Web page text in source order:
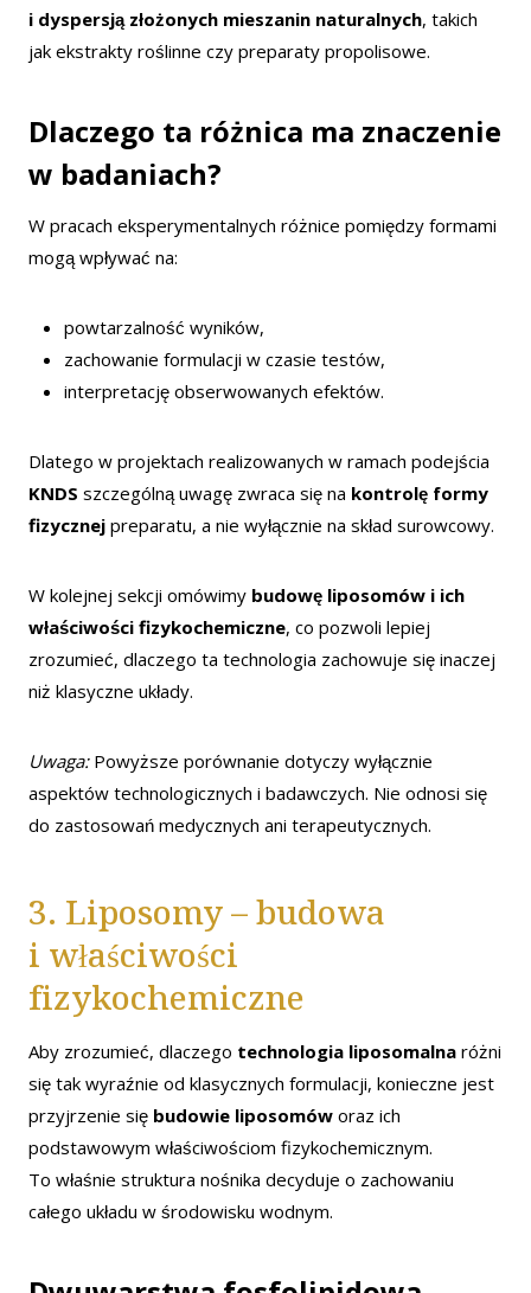
i dyspersją złożonych mieszanin naturalnych, takich
jak ekstrakty roślinne czy preparaty propolisowe.
Dlaczego ta różnica ma znaczenie
w badaniach?
W pracach eksperymentalnych różnice pomiędzy formami
mogą wpływać na:
powtarzalność wyników,
zachowanie formulacji w czasie testów,
interpretację obserwowanych efektów.
Dlatego w projektach realizowanych w ramach podejścia
KNDS szczególną uwagę zwraca się na kontrolę formy
fizycznej preparatu, a nie wyłącznie na skład surowcowy.
W kolejnej sekcji omówimy budowę liposomów i ich
właściwości fizykochemiczne, co pozwoli lepiej
zrozumieć, dlaczego ta technologia zachowuje się inaczej
niż klasyczne układy.
Uwaga:Powyższe porównanie dotyczy wyłącznie
aspektów technologicznych i badawczych. Nie odnosi się
do zastosowań medycznych ani terapeutycznych.
3. Liposomy – budowa
i właściwości
fizykochemiczne
Aby zrozumieć, dlaczego technologia liposomalna różni
się tak wyraźnie od klasycznych formulacji, konieczne jest
przyjrzenie się budowie liposomów oraz ich
podstawowym właściwościom fizykochemicznym.
To właśnie struktura nośnika decyduje o zachowaniu
całego układu w środowisku wodnym.